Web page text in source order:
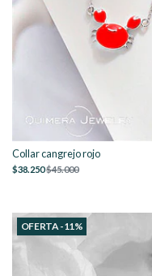
Collar cangrejo rojo
$38.250$45.000
OFERTA -11%